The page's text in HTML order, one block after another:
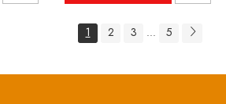
1 2 3 ... 5